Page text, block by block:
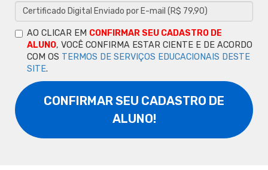
AO CLICAR EM CONFIRMAR SEU CADASTRO DE
ALUNO, VOCÊ CONFIRMA ESTAR CIENTE E DE ACORDO
COM OS TERMOS DE SERVIÇOS EDUCACIONAIS DESTE
SITE.
CONFIRMAR SEU CADASTRO DE
ALUNO!